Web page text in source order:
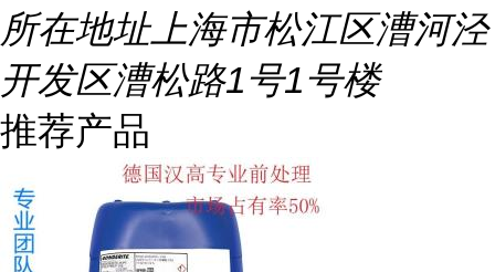
所在地址上海市松江区漕河泾
开发区漕松路1号1号楼
推荐产品